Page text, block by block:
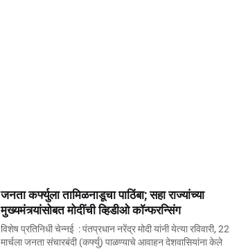
जनता कर्फ्युला तामिळनाडूचा पाठिंबा; सहा राज्यांच्या
मुख्यमंत्र्यांसोबत मोदींची व्हिडीओ कॉन्फरन्सिंग
विशेष प्रतिनिधी चेन्नई : पंतप्रधान नरेंद्र मोदी यांनी येत्या रविवारी, 22
मार्चला जनता संचारबंदी (कर्फ्यु) पाळण्याचे आवाहन देशवासियांना केले